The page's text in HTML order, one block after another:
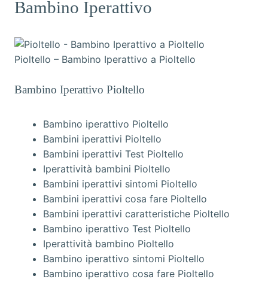
Bambino Iperattivo
Pioltello – Bambino Iperattivo a Pioltello
Bambino Iperattivo Pioltello
Bambino iperattivo Pioltello
Bambini iperattivi Pioltello
Bambini iperattivi Test Pioltello
Iperattività bambini Pioltello
Bambini iperattivi sintomi Pioltello
Bambini iperattivi cosa fare Pioltello
Bambini iperattivi caratteristiche Pioltello
Bambino iperattivo Test Pioltello
Iperattività bambino Pioltello
Bambino iperattivo sintomi Pioltello
Bambino iperattivo cosa fare Pioltello